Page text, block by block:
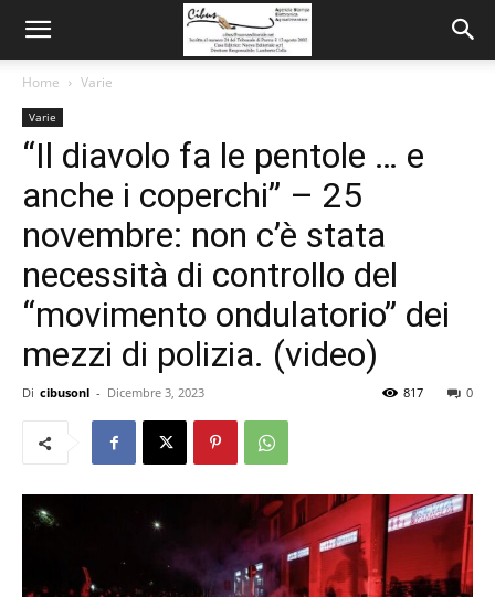
Home Varie
Varie
“Il diavolo fa le pentole … e
anche i coperchi” – 25
novembre: non c’è stata
necessità di controllo del
“movimento ondulatorio” dei
mezzi di polizia. (video)
Di cibusonl - Dicembre 3, 2023 0
817